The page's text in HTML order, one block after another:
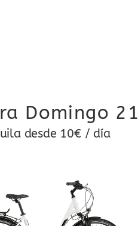
Domingo 21
desde 10€ / día